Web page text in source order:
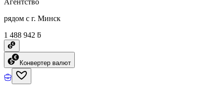
рядом с г. Минск
1 488 942 ƃ
Конвертер валют